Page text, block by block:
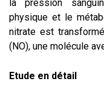
la pression
physique et le
nitrate est
(NO), une molécule
Etude en détail